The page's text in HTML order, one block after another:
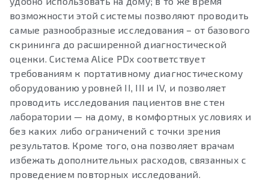
возможности этой системы позволяют проводить
самые разнообразные исследования – от базового
скрининга до расширенной диагностической
оценки. Система Alice PDx соответствует
требованиям к портативному диагностическому
оборудованию уровней II, III и IV, и позволяет
проводить исследования пациентов вне стен
лаборатории — на дому, в комфортных условиях и
без каких либо ограничений с точки зрения
результатов. Кроме того, она позволяет врачам
избежать дополнительных расходов, связанных с
проведением повторных исследований.